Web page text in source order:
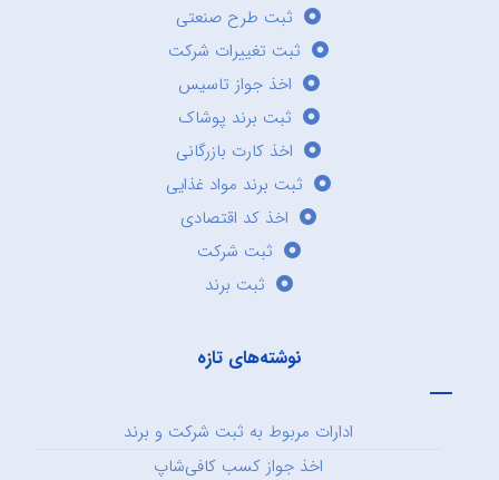
ثبت طرح صنعتی
ثبت تغییرات شرکت
اخذ جواز تاسیس
ثبت برند پوشاک
اخذ کارت بازرگانی
ثبت برند مواد غذایی
اخذ کد اقتصادی
ثبت شرکت
ثبت برند
نوشته‌های تازه
ادارات مربوط به ثبت شرکت و برند
اخذ جواز کسب کافی‌شاپ